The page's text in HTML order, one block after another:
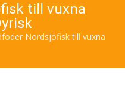
till vuxna
Nordsjöfisk till vuxna